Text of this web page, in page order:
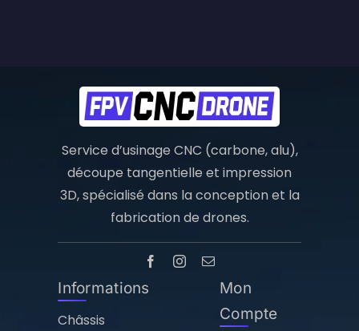
Service d’usinage CNC (carbone, alu),
découpe tangentielle et impression
3D, spécialisé dans la conception et la
fabrication de drones.
Informations
Châssis
Mon
Compte